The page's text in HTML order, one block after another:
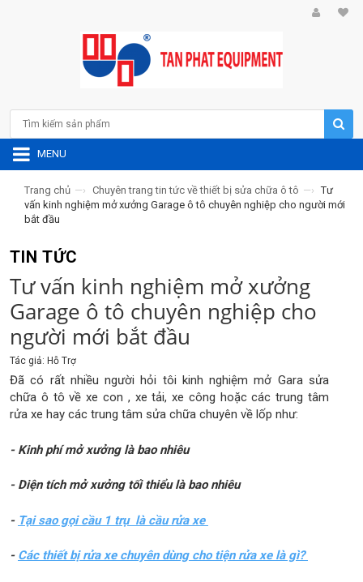
MENU
Trang chủ —› Chuyên trang tin tức về thiết bị sửa chữa ô tô —› Tư
vấn kinh nghiệm mở xưởng Garage ô tô chuyên nghiệp cho người mới
bắt đầu
TIN TỨC
Tư vấn kinh nghiệm mở xưởng
Garage ô tô chuyên nghiệp cho
người mới bắt đầu
Tác giả: Hỗ Trợ
Đã có rất nhiều người hỏi tôi kinh nghiệm mở Gara sửa
chữa ô tô về xe con , xe tải, xe công hoặc các trung tâm
rửa xe hay các trung tâm sửa chữa chuyên về lốp như:
- Kinh phí mở xưởng là bao nhiêu
- Diện tích mở xưởng tối thiểu là bao nhiêu
- Tại sao gọi cầu 1 trụ là cầu rửa xe
- Các thiết bị rửa xe chuyên dùng cho tiện rửa xe là gì?